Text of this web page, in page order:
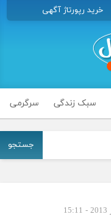
خرید رپورتاژ آگهی
سبک زندگی سرگرمی
جستجو